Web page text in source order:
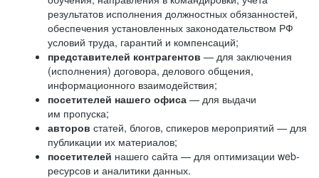
результатов исполнения должностных обязанностей,
обеспечения установленных законодательством РФ
условий труда, гарантий и компенсаций;
представителей контрагентов — для заключения
(исполнения) договора, делового общения,
информационного взаимодействия;
посетителей нашего офиса — для выдачи
им пропуска;
авторов статей, блогов, спикеров мероприятий — для
публикации их материалов;
посетителей нашего сайта — для оптимизации web-
ресурсов и аналитики данных.